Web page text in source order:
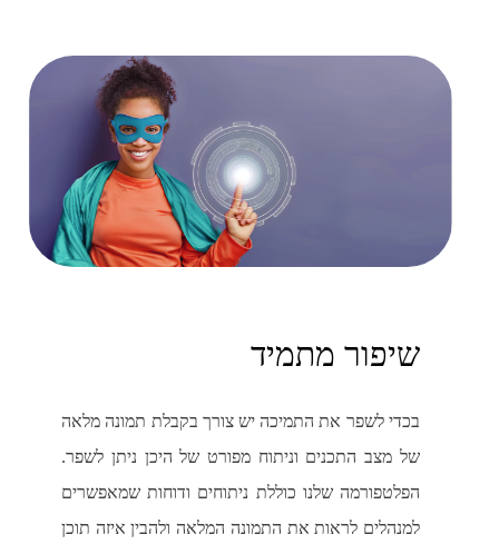
שיפור מתמיד
בכדי לשפר את התמיכה יש צורך בקבלת תמונה מלאה
של מצב התכנים וניתוח מפורט של היכן ניתן לשפר.
הפלטפורמה שלנו כוללת ניתוחים ודוחות שמאפשרים
למנהלים לראות את התמונה המלאה ולהבין איזה תוכן